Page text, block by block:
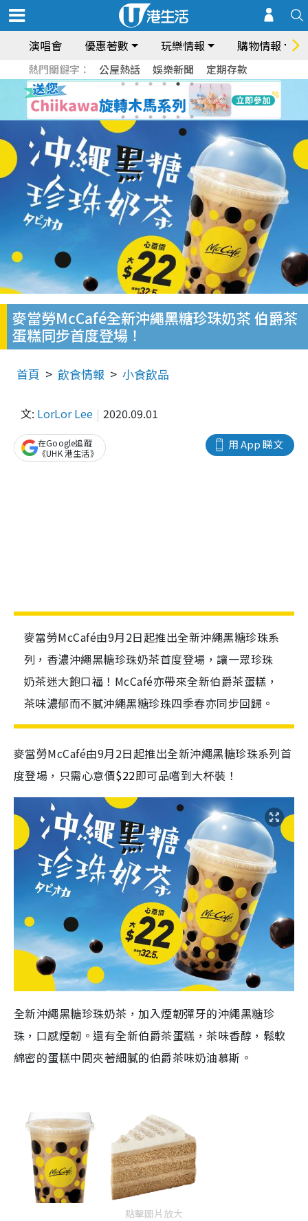
演唱會 優惠著數 玩樂情報 購物情報
熱門關鍵字： 公屋熱話 娛樂新聞 定期存款
麥當勞McCafé全新沖繩黑糖珍珠奶茶 伯爵茶
蛋糕同步首度登場！
首頁 飲食情報 小食飲品
文: LorLor Lee 2020.09.01
用 App 睇文
在Google追蹤
《UHK 港生活》
麥當勞McCafé由9月2日起推出全新沖繩黑糖珍珠系
列，香濃沖繩黑糖珍珠奶茶首度登場，讓一眾珍珠
奶茶迷大飽口福！McCafé亦帶來全新伯爵茶蛋糕，
茶味濃郁而不膩沖繩黑糖珍珠四季春亦同步回歸。
麥當勞McCafé由9月2日起推出全新沖繩黑糖珍珠系列首
度登場， 只需心意價$22即可品嚐到大杯裝！
全新沖繩黑糖珍珠奶茶，加入煙韌彈牙的沖繩黑糖珍
珠，口感煙韌。還有全新伯爵茶蛋糕，茶味香醇 ，鬆軟
綿密的蛋糕中間夾著細膩的伯爵茶味奶油慕斯。
點擊圖片放大